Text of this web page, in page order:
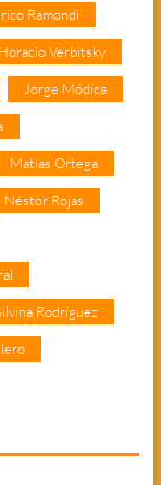
Ramondi
Horacio Verbitsky
Jorge Módica
Matías Ortega
Néstor Rojas
Rodríguez